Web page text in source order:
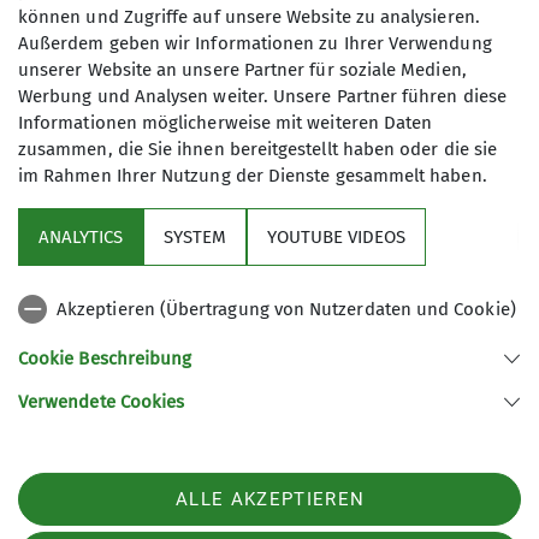
Anmeldung bis
25.10.2025
Maximale Teilnehmeranzahl
24
Sektion Ebingen des Deutschen Alpenvereins e.V.
Telefon +4974313480
können und Zugriffe auf unsere Website zu analysieren.
Außerdem geben wir Informationen zu Ihrer Verwendung
unserer Website an unsere Partner für soziale Medien,
Werbung und Analysen weiter. Unsere Partner führen diese
Informationen möglicherweise mit weiteren Daten
zusammen, die Sie ihnen bereitgestellt haben oder die sie
im Rahmen Ihrer Nutzung der Dienste gesammelt haben.
ANALYTICS SYSTEM YOUTUBE VIDEOS
Akzeptieren (Übertragung von Nutzerdaten und Cookie)
Cookie Beschreibung
Verwendete Cookies
ALLE AKZEPTIEREN